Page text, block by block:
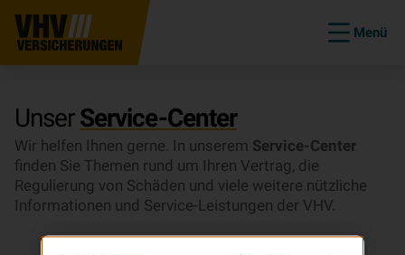
Menü
UnserService-Center
Wir helfen Ihnen gerne. In unserem Service-Center
finden Sie Themen rund um Ihren Vertrag, die
Regulierung von Schäden und viele weitere nützliche
Informationen und Service-Leistungen der VHV.